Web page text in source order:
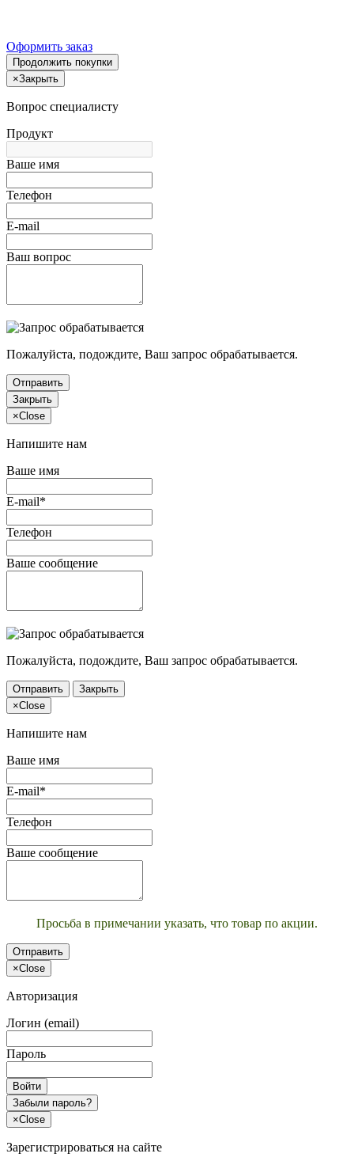
Оформить заказ
Продолжить покупки
×Закрыть
Вопрос специалисту
Продукт
Ваше имя
Телефон
E-mail
Ваш вопрос
Пожалуйста, подождите, Ваш запрос обрабатывается.
Отправить
Закрыть
×Close
Напишите нам
Ваше имя
E-mail*
Телефон
Ваше сообщение
Пожалуйста, подождите, Ваш запрос обрабатывается.
Отправить
Закрыть
×Close
Напишите нам
Ваше имя
E-mail*
Телефон
Ваше сообщение
Просьба в примечании указать, что товар по акции.
Отправить
×Close
Авторизация
Логин (email)
Пароль
Войти
Забыли пароль?
×Close
Зарегистрироваться на сайте